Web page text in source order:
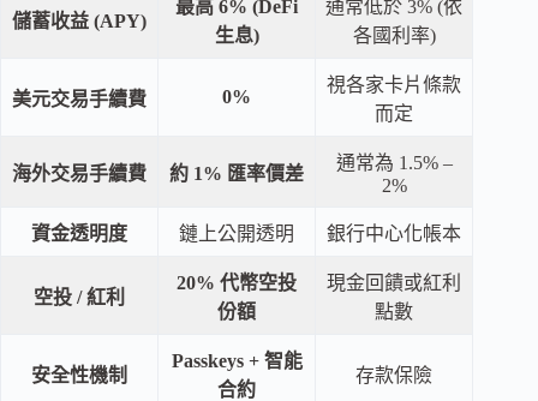
儲蓄收益 (APY)
最高 6% (DeFi
生息)
通常低於 3% (依
各國利率)
美元交易手續費 0%
視各家卡片條款
而定
海外交易手續費 約 1% 匯率價差
通常為 1.5% –
2%
資金透明度 鏈上公開透明 銀行中心化帳本
空投 / 紅利
20% 代幣空投
份額
現金回饋或紅利
點數
安全性機制
Passkeys + 智能
合約
存款保險